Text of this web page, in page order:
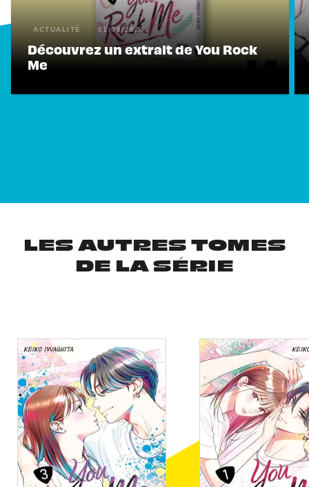
ACTUALITÉ 01/08/2025
Découvrez un extrait de You Rock
Me
LES AUTRES TOMES
DE LA SÉRIE